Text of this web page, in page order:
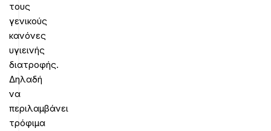
τους
γενικούς
κανόνες
υγιεινής
διατροφής.
Δηλαδή
να
περιλαμβάνει
τρόφιμα